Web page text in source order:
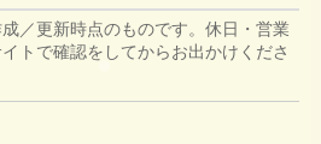
／更新時点のものです。休日・営業
トで確認をしてからお出かけくださ